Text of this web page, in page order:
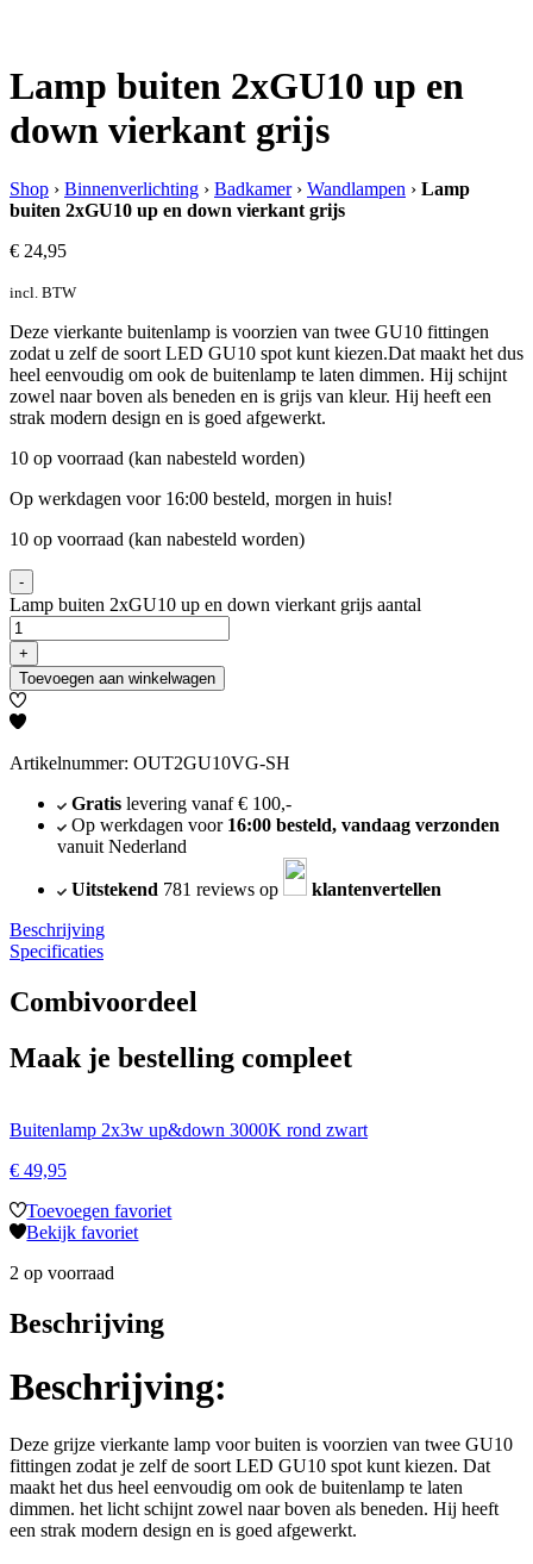
Lamp buiten 2xGU10 up en
down vierkant grijs
Shop › Binnenverlichting › Badkamer› Wandlampen › Lamp
buiten 2xGU10 up en down vierkant grijs
€ 24,95
incl. BTW
Deze vierkante buitenlamp is voorzien van twee GU10 fittingen
zodat u zelf de soort LED GU10 spot kunt kiezen.Dat maakt het dus
heel eenvoudig om ook de buitenlamp te laten dimmen. Hij schijnt
zowel naar boven als beneden en is grijs van kleur. Hij heeft een
strak modern design en is goed afgewerkt.
10 op voorraad (kan nabesteld worden)
Op werkdagen voor 16:00 besteld, morgen in huis!
10 op voorraad (kan nabesteld worden)
-
Lamp buiten 2xGU10 up en down vierkant grijs aantal
+
Toevoegen aan winkelwagen
Artikelnummer: OUT2GU10VG-SH
Gratislevering vanaf € 100,-
Op werkdagen voor 16:00 besteld, vandaag verzonden
vanuit Nederland
Uitstekend 781 reviews op
klantenvertellen
Beschrijving
Specificaties
Combivoordeel
Maak je bestelling compleet
Buitenlamp 2x3w up&down 3000K rond zwart
€ 49,95
Toevoegen favoriet
Bekijk favoriet
2 op voorraad
Beschrijving
Beschrijving:
Deze grijze vierkante lamp voor buiten is voorzien van twee GU10
fittingen zodat je zelf de soort LED GU10 spot kunt kiezen. Dat
maakt het dus heel eenvoudig om ook de buitenlamp te laten
dimmen. het licht schijnt zowel naar boven als beneden. Hij heeft
een strak modern design en is goed afgewerkt.